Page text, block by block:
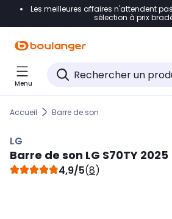
Accéder directement à la
Accéder directement au pied de
Accéder directement au chatbot
Les meilleures affaires n'attendent
sélection à prix
Menu
Accueil Barre de son
LG
Barre de son LG S70TY 2025
4,9/5(8)